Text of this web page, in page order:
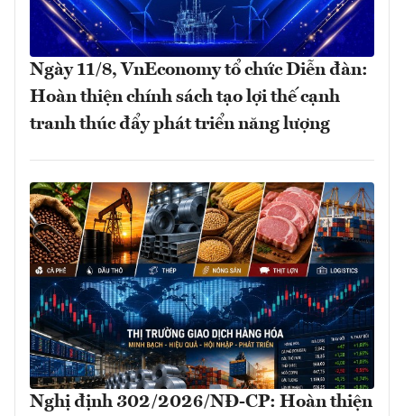
Ngày 11/8, VnEconomy tổ chức Diễn đàn:
Hoàn thiện chính sách tạo lợi thế cạnh
tranh thúc đẩy phát triển năng lượng
Nghị định 302/2026/NĐ-CP: Hoàn thiện